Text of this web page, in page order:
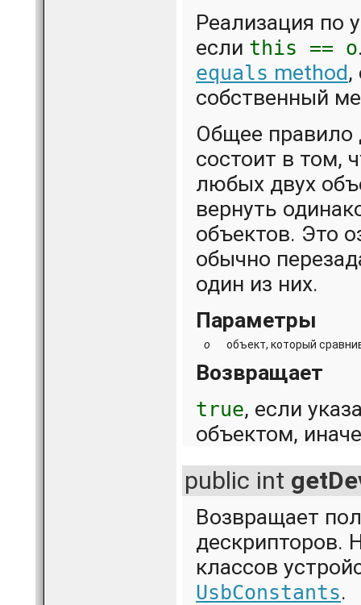
Реализация по
если this == o
equals method,
собственный
Общее
состоит в том,
любых двух
вернуть
объектов. Это
обычно
один из них.
Параметры
o объект, который
Возвращает
true, если
объектом,
public int
Возвращает
дескрипторов.
классов
UsbConstants.